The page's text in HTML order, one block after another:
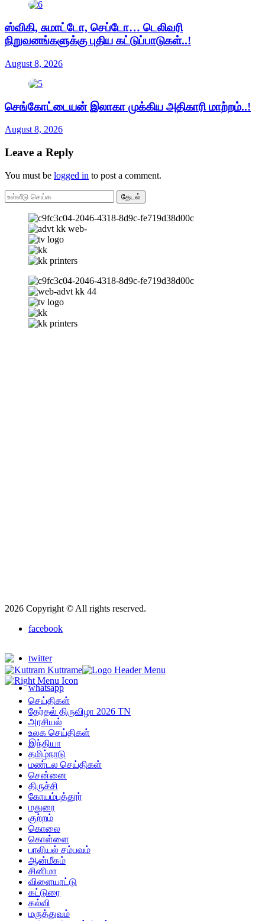
ஸ்விகி, சுமாட்டோ, செப்டோ… டெலிவரி
நிறுவனங்களுக்கு புதிய கட்டுப்பாடுகள்..!
August 8, 2026
செங்கோட்டையன் இலாகா முக்கிய அதிகாரி மாற்றம்..!
August 8, 2026
Leave a Reply
You must be logged in to post a comment.
தேடல்
2026 Copyright © All rights reserved.
facebook
twitter
whatsapp
செய்திகள்
தேர்தல் திருவிழா 2026 TN
அரசியல்
உலக செய்திகள்
இந்தியா
தமிழ்நாடு
மண்டல செய்திகள்
சென்னை
திருச்சி
கோயம்புத்தூர்
மதுரை
குற்றம்
கொலை
கொள்ளை
பாலியல் சம்பவம்
ஆன்மீகம்
சினிமா
விளையாட்டு
கட்டுரை
கல்வி
மருத்துவம்